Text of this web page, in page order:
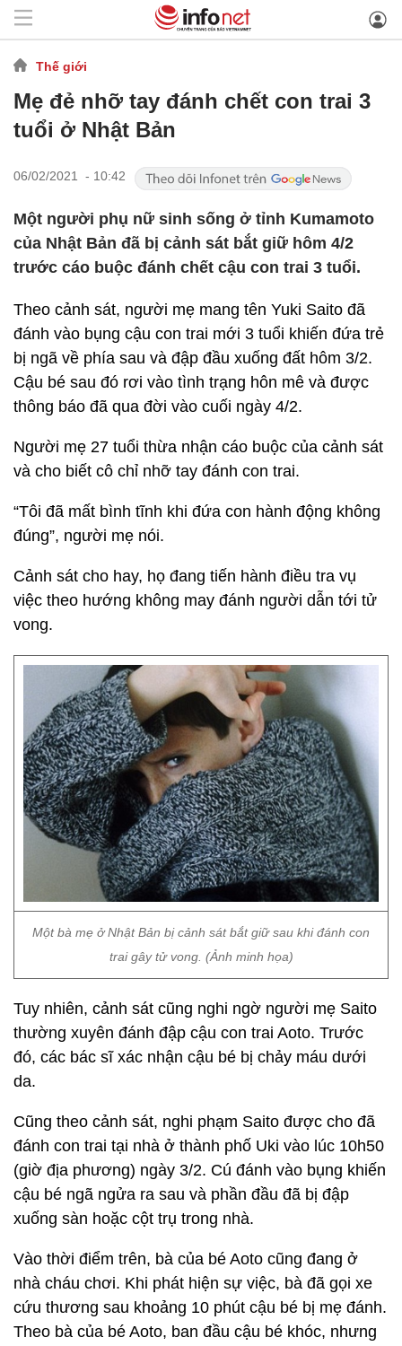
Thế giới
Mẹ đẻ nhỡ tay đánh chết con trai 3
tuổi ở Nhật Bản
06/02/2021 - 10:42
Một người phụ nữ sinh sống ở tỉnh Kumamoto
của Nhật Bản đã bị cảnh sát bắt giữ hôm 4/2
trước cáo buộc đánh chết cậu con trai 3 tuổi.
Theo cảnh sát, người mẹ mang tên Yuki Saito đã
đánh vào bụng cậu con trai mới 3 tuổi khiến đứa trẻ
bị ngã về phía sau và đập đầu xuống đất hôm 3/2.
Cậu bé sau đó rơi vào tình trạng hôn mê và được
thông báo đã qua đời vào cuối ngày 4/2.
Người mẹ 27 tuổi thừa nhận cáo buộc của cảnh sát
và cho biết cô chỉ nhỡ tay đánh con trai.
“Tôi đã mất bình tĩnh khi đứa con hành động không
đúng”, người mẹ nói.
Cảnh sát cho hay, họ đang tiến hành điều tra vụ
việc theo hướng không may đánh người dẫn tới tử
vong.
Một bà mẹ ở Nhật Bản bị cảnh sát bắt giữ sau khi đánh con
trai gây tử vong. (Ảnh minh họa)
Tuy nhiên, cảnh sát cũng nghi ngờ người mẹ Saito
thường xuyên đánh đập cậu con trai Aoto. Trước
đó, các bác sĩ xác nhận cậu bé bị chảy máu dưới
da.
Cũng theo cảnh sát, nghi phạm Saito được cho đã
đánh con trai tại nhà ở thành phố Uki vào lúc 10h50
(giờ địa phương) ngày 3/2. Cú đánh vào bụng khiến
cậu bé ngã ngửa ra sau và phần đầu đã bị đập
xuống sàn hoặc cột trụ trong nhà.
Vào thời điểm trên, bà của bé Aoto cũng đang ở
nhà cháu chơi. Khi phát hiện sự việc, bà đã gọi xe
cứu thương sau khoảng 10 phút cậu bé bị mẹ đánh.
Theo bà của bé Aoto, ban đầu cậu bé khóc, nhưng